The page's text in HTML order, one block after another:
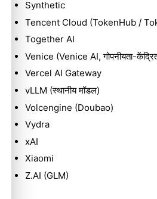
Synthetic
Tencent Cloud (TokenHub /
Together AI
Venice (Venice AI, गोपनीयता-
Vercel AI Gateway
vLLM (स्थानीय मॉडल)
Volcengine (Doubao)
Vydra
xAI
Xiaomi
Z.AI (GLM)